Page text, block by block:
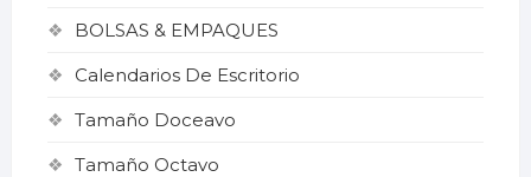
BOLSAS & EMPAQUES
Calendarios De Escritorio
Tamaño Doceavo
Tamaño Octavo